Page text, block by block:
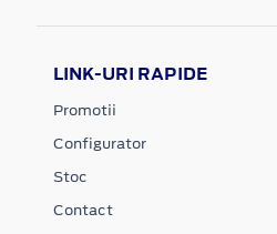
LINK-URI RAPIDE
Promotii
Configurator
Stoc
Contact